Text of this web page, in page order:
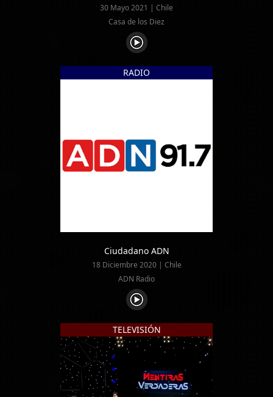
30 Mayo 2021 | Chile
Casa de los Diez
RADIO
Ciudadano ADN
18 Diciembre 2020 | Chile
ADN Radio
TELEVISIÓN